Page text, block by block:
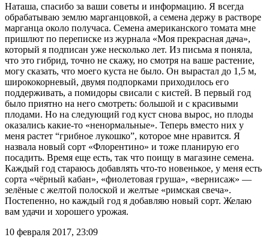
Наташа, спасибо за ваши советы и информацию. Я всегда
обрабатываю землю марганцовкой, а семена держу в растворе
марганца около получаса. Семена американского томата мне
пришлют по переписке из журнала «Моя прекрасная дача»,
который я подписан уже несколько лет. Из письма я поняла,
что это гибрид, точно не скажу, но смотря на ваше растение,
могу сказать, что моего куста не было. Он вырастал до 1,5 м,
ширококорневый, двумя подпорками приходилось его
поддерживать, а помидоры свисали с кистей. В первый год
было приятно на него смотреть: большой и с красивыми
плодами. Но на следующий год куст снова вырос, но плоды
оказались какие-то «ненормальные». Теперь вместо них у
меня растет “грибное лукошко”, которое мне нравится. Я
назвала новый сорт «Флорентино» и тоже планирую его
посадить. Время еще есть, так что поищу в магазине семена.
Каждый год стараюсь добавлять что-то новенькое, у меня есть
сорта «чёрный кабан», «фиолетовая груша», «вернисаж» —
зелёные с желтой полоской и желтые «римская свеча».
Постепенно, но каждый год я добавляю новый сорт. Желаю
вам удачи и хорошего урожая.
10 февраля 2017, 23:09